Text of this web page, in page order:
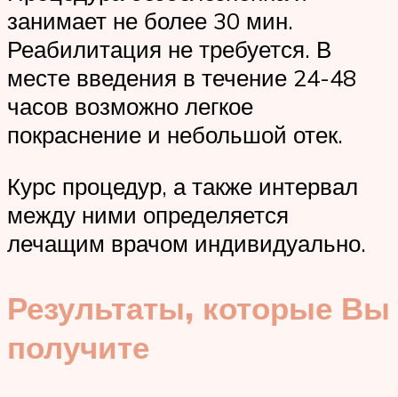
занимает не более 30 мин.
Реабилитация не требуется. В
месте введения в течение 24-48
часов возможно легкое
покраснение и небольшой отек.
Курс процедур, а также интервал
между ними определяется
лечащим врачом индивидуально.
Результаты, которые Вы
получите